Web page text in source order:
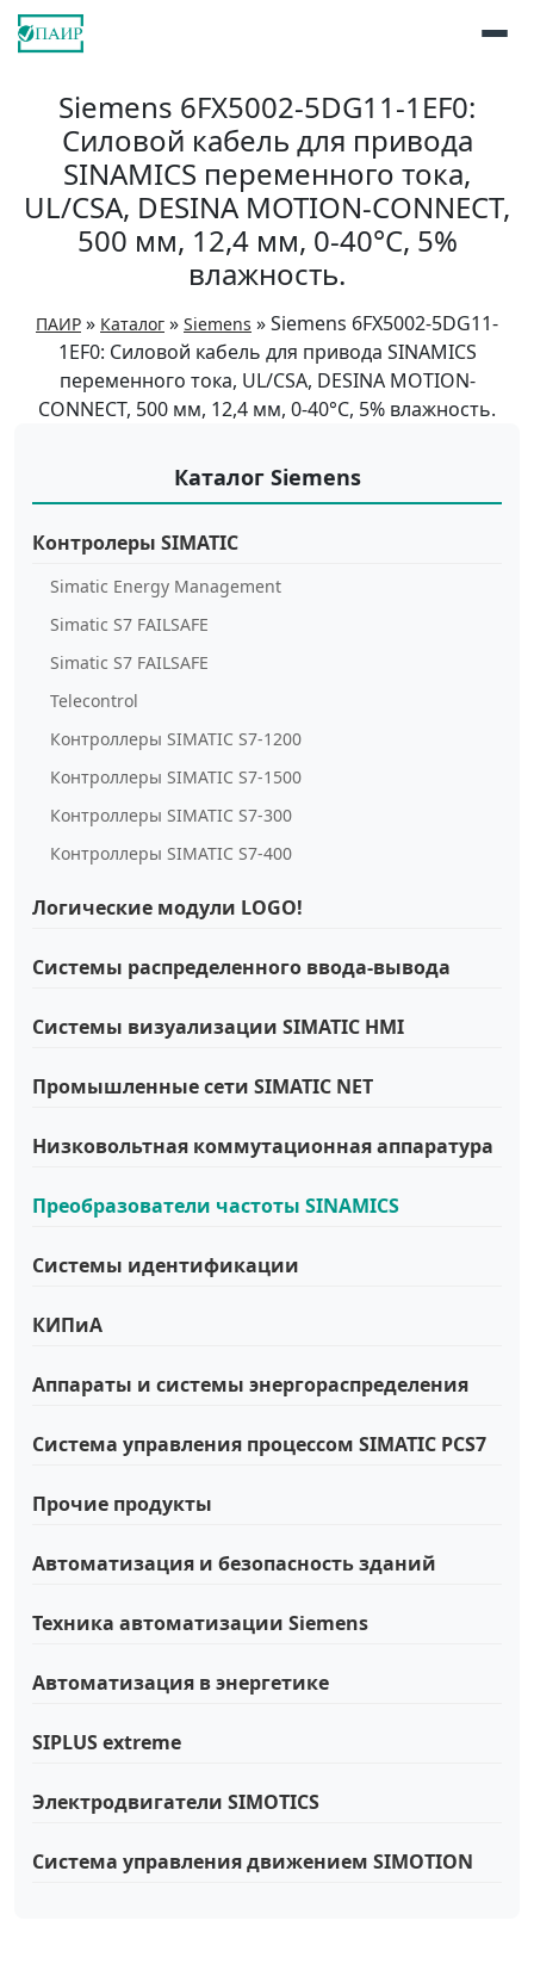
Siemens 6FX5002-5DG11-1EF0:
Силовой кабель для привода
SINAMICS переменного тока,
UL/CSA, DESINA MOTION-CONNECT,
500 мм, 12,4 мм, 0-40°C, 5%
влажность.
ПАИР » Каталог » Siemens »Siemens 6FX5002-5DG11-
1EF0: Силовой кабель для привода SINAMICS
переменного тока, UL/CSA, DESINA MOTION-
CONNECT, 500 мм, 12,4 мм, 0-40°C, 5% влажность.
Каталог Siemens
Контролеры SIMATIC
Simatic Energy Management
Simatic S7 FAILSAFE
Simatic S7 FAILSAFE
Telecontrol
Контроллеры SIMATIC S7-1200
Контроллеры SIMATIC S7-1500
Контроллеры SIMATIC S7-300
Контроллеры SIMATIC S7-400
Логические модули LOGO!
Системы распределенного ввода-вывода
Системы визуализации SIMATIC HMI
Промышленные сети SIMATIC NET
Низковольтная коммутационная аппаратура
Преобразователи частоты SINAMICS
Системы идентификации
КИПиА
Аппараты и системы энергораспределения
Система управления процессом SIMATIC PCS7
Прочие продукты
Автоматизация и безопасность зданий
Техника автоматизации Siemens
Автоматизация в энергетике
SIPLUS extreme
Электродвигатели SIMOTICS
Система управления движением SIMOTION